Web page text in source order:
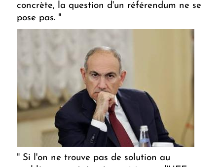
concrète, la question d'un référendum ne se
pose pas. "
" Si l'on ne trouve pas de solution au